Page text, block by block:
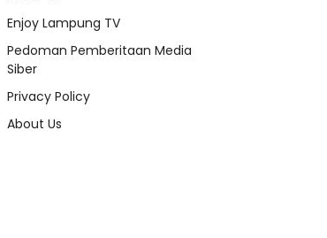
Enjoy Lampung TV
Pedoman Pemberitaan Media
Siber
Privacy Policy
About Us